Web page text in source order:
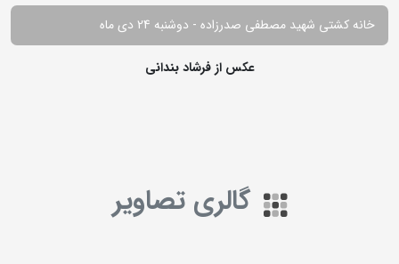
خانه کشتی شهید مصطفی صدرزاده - دوشنبه 24 دی ماه
عکس از فرشاد بندانی
گالری تصاویر